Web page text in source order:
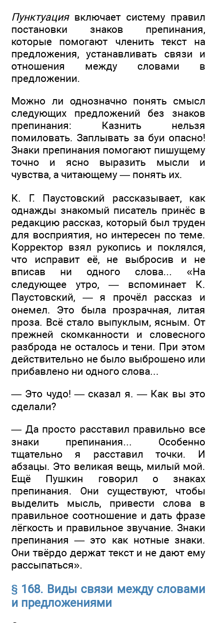
Пунктуация включает систему правил
постановки знаков препинания,
которые помогают членить текст на
предложения, устанавливать связи и
отношения между словами в
предложении.
Можно ли однозначно понять смысл
следующих предложений без знаков
препинания: Казнить нельзя
помиловать. Заплывать за буи опасно!
Знаки препинания помогают пишущему
точно и ясно выразить мысли и
чувства, а читающему — понять их.
К. Г. Паустовский рассказывает, как
однажды знакомый писатель принёс в
редакцию рассказ, который был труден
для восприятия, но интересен по теме.
Корректор взял рукопись и поклялся,
что исправит её, не выбросив и не
вписав ни одного слова... «На
следующее утро, — вспоминает К.
Паустовский, — я прочёл рассказ и
онемел. Это была прозрачная, литая
проза. Всё стало выпуклым, ясным. От
прежней скомканности и словесного
разброда не осталось и тени. При этом
действительно не было выброшено или
прибавлено ни одного слова...
— Это чудо! — сказал я. — Как вы это
сделали?
— Да просто расставил правильно все
знаки препинания... Особенно
тщательно я расставил точки. И
абзацы. Это великая вещь, милый мой.
Ещё Пушкин говорил о знаках
препинания. Они существуют, чтобы
выделить мысль, привести слова в
правильное соотношение и дать фразе
лёгкость и правильное звучание. Знаки
препинания — это как нотные знаки.
Они твёрдо держат текст и не дают ему
рассыпаться».
§ 168. Виды связи между словами
и предложениями